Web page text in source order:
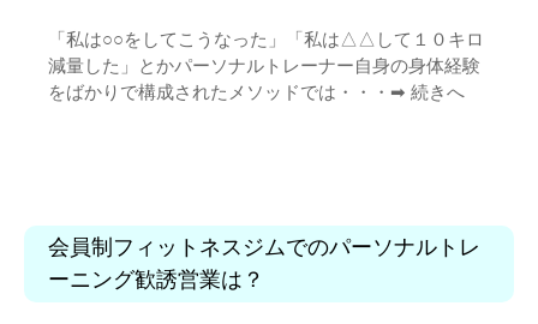
「私は○○をしてこうなった」「私は△△して１０キロ
減量した」とかパーソナルトレーナー自身の身体経験
をばかりで構成されたメソッドでは・・・➡︎ 続きへ
会員制フィットネスジムでのパーソナルトレ
ーニング歓誘営業は？